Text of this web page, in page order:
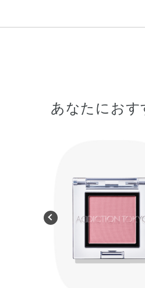
あなたにおす